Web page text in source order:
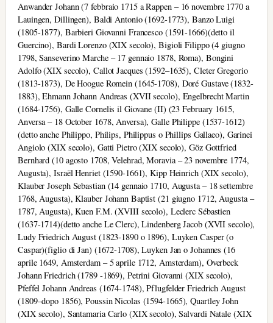
Anwander Johann (7 febbraio 1715 a Rappen – 16 novembre 1770 a
Lauingen, Dillingen), Baldi Antonio (1692-1773), Banzo Luigi
(1805-1877), Barbieri Giovanni Francesco (1591-1666)(detto il
Guercino), Bardi Lorenzo (XIX secolo), Bigioli Filippo (4 giugno
1798, Sanseverino Marche – 17 gennaio 1878, Roma), Bongini
Adolfo (XIX secolo), Callot Jacques (1592–1635), Cleter Gregorio
(1813-1873), De Hoogue Romein (1645-1708), Doré Gustave (1832-
1883), Ehmann Johann Andreas (XVII secolo), Engelbrecht Martin
(1684-1756), Galle Cornelis il Giovane (II) (23 February 1615,
Anversa – 18 October 1678, Anversa), Galle Philippe (1537-1612)
(detto anche Philippo, Philips, Philippus o Phillips Gallaeo), Garinei
Angiolo (XIX secolo), Gatti Pietro (XIX secolo), Göz Gottfried
Bernhard (10 agosto 1708, Velehrad, Moravia – 23 novembre 1774,
Augusta), Israël Henriet (1590-1661), Kipp Heinrich (XIX secolo),
Klauber Joseph Sebastian (14 gennaio 1710, Augusta – 18 settembre
1768, Augusta), Klauber Johann Baptist (21 giugno 1712, Augusta –
1787, Augusta), Kuen F.M. (XVIII secolo), Leclerc Sébastien
(1637-1714)(detto anche Le Clerc), Lindenberg Jacob (XVII secolo),
Ludy Friedrich August (1823-1890 o 1896), Luyken Casper (o
Caspar)(figlio di Jan) (1672-1708), Luyken Jan o Johannes (16
aprile 1649, Amsterdam – 5 aprile 1712, Amsterdam), Overbeck
Johann Friedrich (1789 -1869), Petrini Giovanni (XIX secolo),
Pfeffel Johann Andreas (1674-1748), Pflugfelder Friedrich August
(1809–dopo 1856), Poussin Nicolas (1594-1665), Quartley John
(XIX secolo), Santamaria Carlo (XIX secolo), Salvardi Natale (XIX